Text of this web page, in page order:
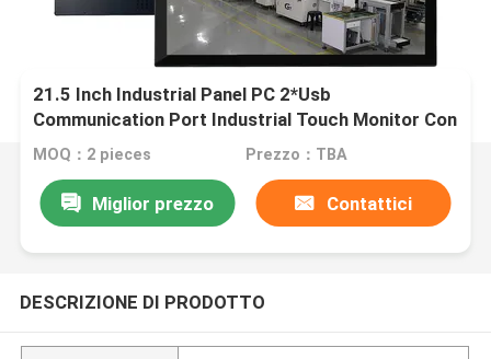
21.5 Inch Industrial Panel PC 2*Usb
Communication Port Industrial Touch Monitor Con
Video HDMI VGA
MOQ：2 pieces Prezzo：TBA
Miglior prezzo Contattici
DESCRIZIONE DI PRODOTTO